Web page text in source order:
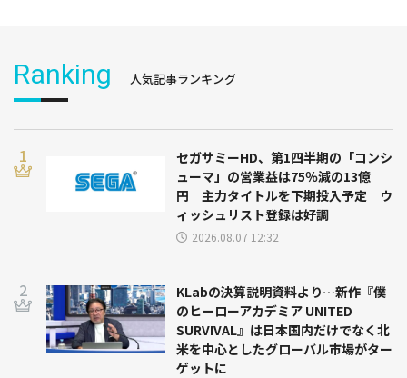
Ranking 人気記事ランキング
セガサミーHD、第1四半期の「コンシ
ューマ」の営業益は75％減の13億
円 主力タイトルを下期投入予定 ウ
ィッシュリスト登録は好調
2026.08.07 12:32
KLabの決算説明資料より…新作『僕
のヒーローアカデミア UNITED
SURVIVAL』は日本国内だけでなく北
米を中心としたグローバル市場がター
ゲットに